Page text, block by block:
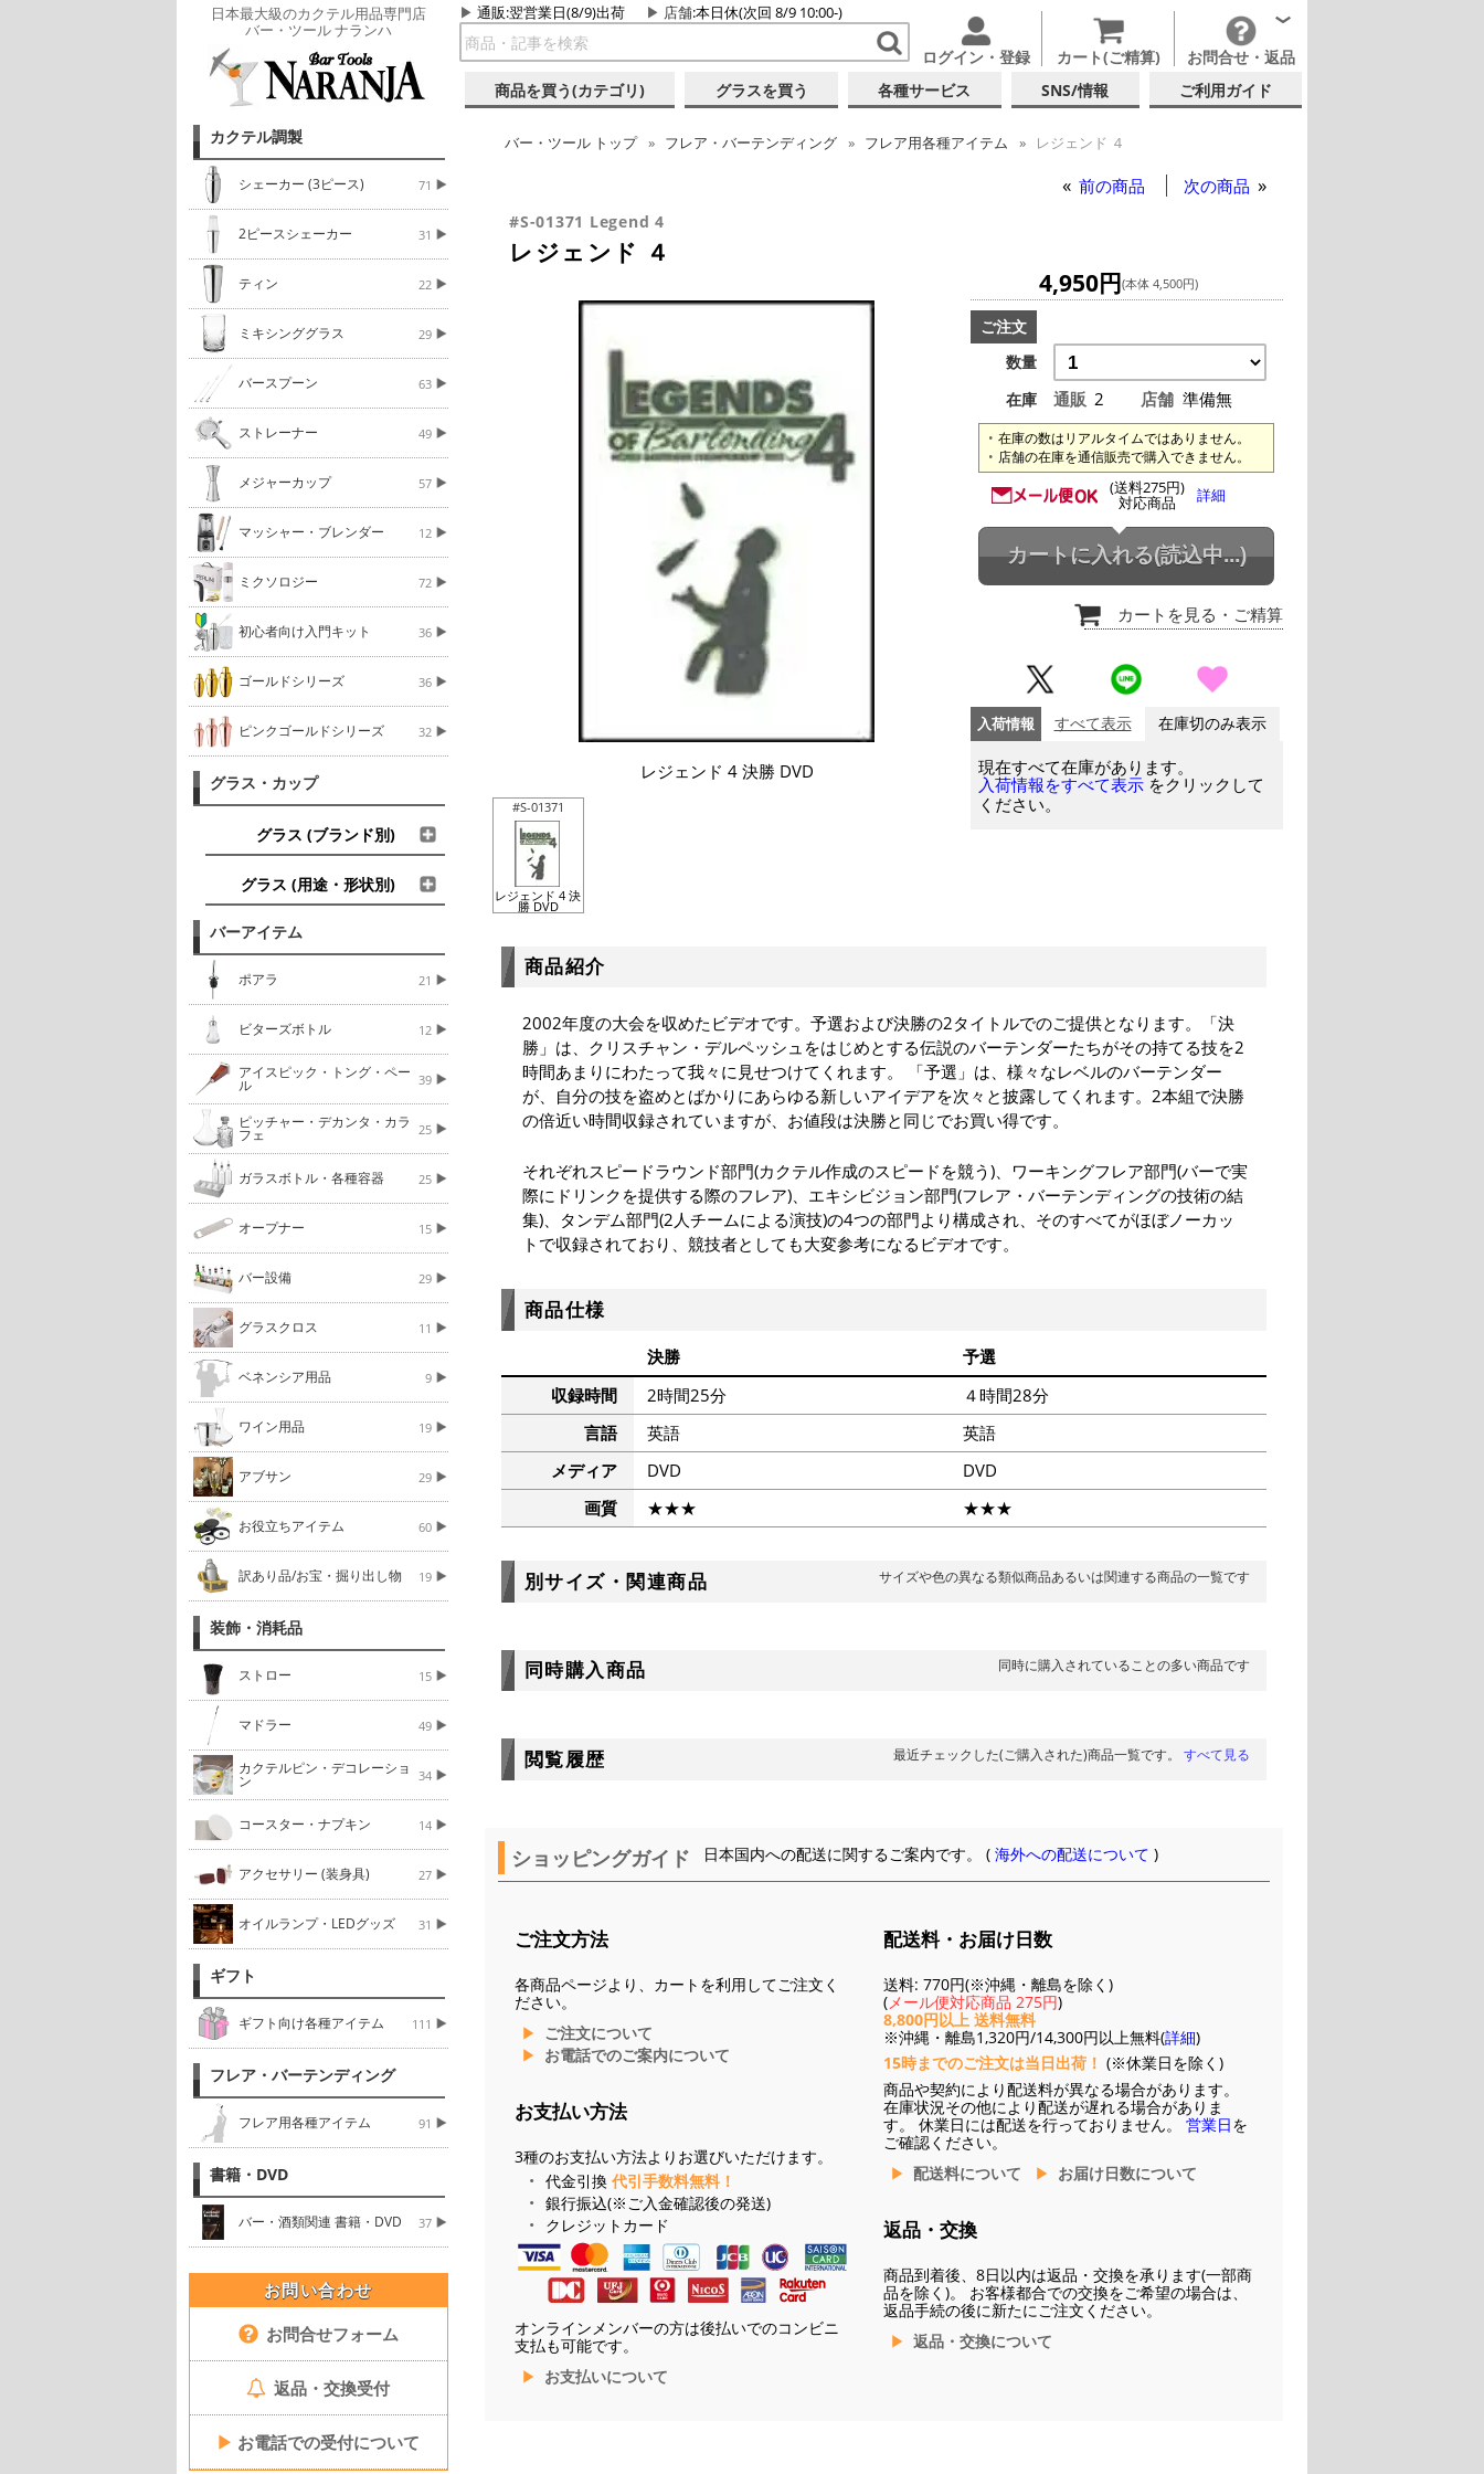
日本最大級のカクテル用品専門店
バー・ツール ナランハ
通販:翌営業日(8/9)出荷 店舗:本日休(次回 8/9 10:00-)
ログイン・登録 カート(ご精算) お問合せ・返品
商品を買う(カテゴリ) グラスを買う 各種サービス SNS/情報 ご利用ガイド
カクテル調製
シェーカー (3ピース) 71
2ピースシェーカー 31
ティン 22
ミキシンググラス 29
バースプーン 63
ストレーナー 49
メジャーカップ 57
マッシャー・ブレンダー 12
ミクソロジー 72
初心者向け入門キット 36
ゴールドシリーズ 36
ピンクゴールドシリーズ 32
グラス・カップ
グラス (ブランド別)
グラス (用途・形状別)
バーアイテム
ポアラ 21
ビターズボトル 12
アイスピック・トング・ペー
ル 39
ピッチャー・デカンタ・カラ
フェ 25
ガラスボトル・各種容器 25
オープナー 15
バー設備 29
グラスクロス 11
ベネンシア用品 9
ワイン用品 19
アブサン 29
お役立ちアイテム 60
訳あり品/お宝・掘り出し物 19
装飾・消耗品
ストロー 15
マドラー 49
カクテルピン・デコレーショ
ン 34
コースター・ナプキン 14
アクセサリー (装身具) 27
オイルランプ・LEDグッズ 31
ギフト
ギフト向け各種アイテム 111
フレア・バーテンディング
フレア用各種アイテム 91
書籍・DVD
バー・酒類関連 書籍・DVD 37
お問い合わせ
お問合せフォーム
返品・交換受付
▶ お電話での受付について
バー・ツール トップ フレア・バーテンディング フレア用各種アイテム レジェンド ４
前の商品 次の商品
#S-01371 Legend 4
レジェンド ４
レジェンド 4 決勝 DVD
#S-01371
レジェンド 4 決
勝 DVD
4,950円(本体 4,500円)
ご注文
数量
在庫
通販 2 店舗 準備無
在庫の数はリアルタイムではありません。
店舗の在庫を通信販売で購入できません。
(送料275円)
対応商品 詳細
カートに入れる(読込中...)
カートを見る ・ご精算
入荷情報 すべて表示 在庫切のみ表示
現在すべて在庫があります。
入荷情報をすべて表示 をクリックして
ください。
商品紹介
2002年度の大会を収めたビデオです。予選および決勝の2タイトルでのご提供となります。「決
勝」は、クリスチャン・デルペッシュをはじめとする伝説のバーテンダーたちがその持てる技を2
時間あまりにわたって我々に見せつけてくれます。 「予選」は、様々なレベルのバーテンダー
が、自分の技を盗めとばかりにあらゆる新しいアイデアを次々と披露してくれます。2本組で決勝
の倍近い時間収録されていますが、お値段は決勝と同じでお買い得です。
それぞれスピードラウンド部門(カクテル作成のスピードを競う)、ワーキングフレア部門(バーで実
際にドリンクを提供する際のフレア)、エキシビジョン部門(フレア・バーテンディングの技術の結
集)、タンデム部門(2人チームによる演技)の4つの部門より構成され、そのすべてがほぼノーカッ
トで収録されており、競技者としても大変参考になるビデオです。
商品仕様
決勝
収録時間
2時間25分
言語
英語
メディア
DVD
画質
★★★
予選
４時間28分
英語
DVD
★★★
別サイズ・関連商品 サイズや色の異なる類似商品あるいは関連する商品の一覧です
同時購入商品 同時に購入されていることの多い商品です
閲覧履歴 最近チェックした(ご購入された)商品一覧です。 すべて見る
ショッピングガイド 日本国内への配送に関するご案内です。 (海外への配送について )
ご注文方法
各商品ページより、カートを利用してご注文く
ださい。
ご注文について
お電話でのご案内について
お支払い方法
3種のお支払い方法よりお選びいただけます。
代金引換 代引手数料無料！
銀行振込(※ご入金確認後の発送)
クレジットカード
オンラインメンバーの方は後払いでのコンビニ
支払も可能です。
お支払いについて
配送料・お届け日数
送料: 770円(※沖縄・離島を除く)
(メール便対応商品 275円)
8,800円以上 送料無料
※沖縄・離島1,320円/14,300円以上無料(詳細)
15時までのご注文は当日出荷！ (※休業日を除く)
商品や契約により配送料が異なる場合があります。
在庫状況その他により配送が遅れる場合がありま
す。 休業日には配送を行っておりません。 営業日を
ご確認ください。
配送料について
お届け日数について
返品・交換
商品到着後、8日以内は返品・交換を承ります(一部商
品を除く)。 お客様都合での交換をご希望の場合は、
返品手続の後に新たにご注文ください。
返品・交換について